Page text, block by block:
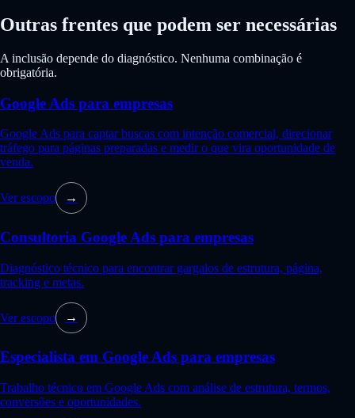
Outras frentes que podem ser necessárias
A inclusão depende do diagnóstico. Nenhuma combinação é
obrigatória.
Google Ads para empresas
Google Ads para captar buscas com intenção comercial, direcionar
tráfego para páginas preparadas e medir o que vira oportunidade de
venda.
Ver escopo →
Consultoria Google Ads para empresas
Diagnóstico técnico para encontrar gargalos de estrutura, página,
tracking e metas.
Ver escopo →
Especialista em Google Ads para empresas
Trabalho técnico em Google Ads com análise de estrutura, termos,
conversões e oportunidades.